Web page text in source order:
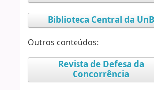
Biblioteca Central da UnB
Outros conteúdos:
Revista de Defesa da
Concorrência